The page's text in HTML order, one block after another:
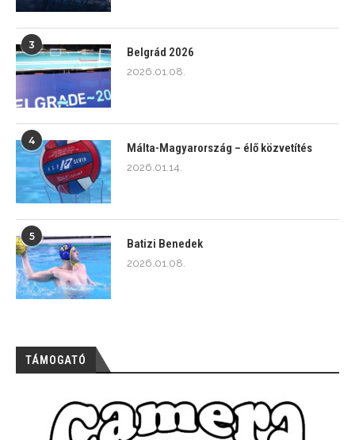
3
Belgrád 2026
2026.01.08.
4
Málta-Magyarország – élő közvetítés
2026.01.14.
5
Batizi Benedek
2026.01.08.
TÁMOGATÓ